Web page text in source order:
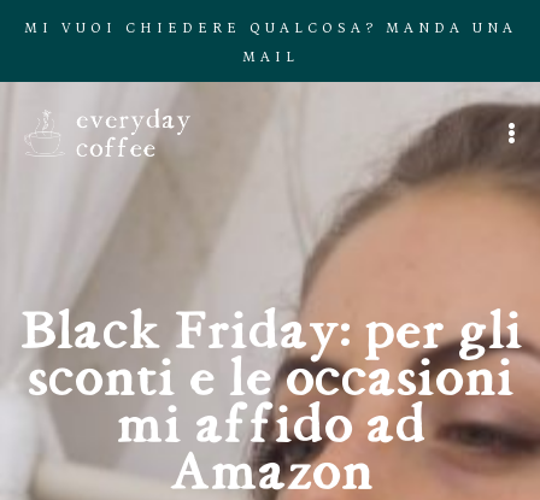
MI VUOI CHIEDERE QUALCOSA? MANDA UNA
MAIL
Black Friday: per gli
sconti e le occasioni
mi affido ad
Amazon